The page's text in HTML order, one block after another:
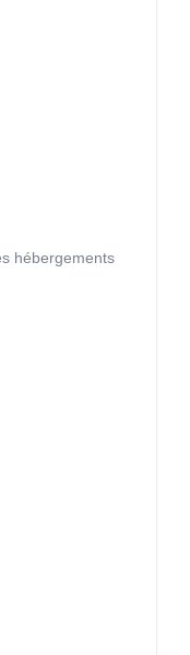
hébergements